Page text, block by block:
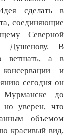
сделать в
соединяющие
Северной
Душенову. В
ветшать, а в
и
сегодня он
Мурманске до
но уверен, что
объемом
красивый вид,